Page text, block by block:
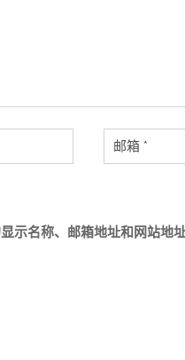
示名称、邮箱地址和网站地